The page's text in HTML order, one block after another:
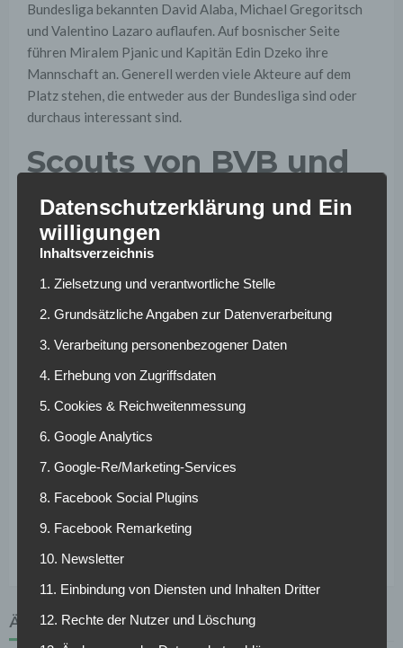
Bundesliga bekannten David Alaba, Michael Gregoritsch
und Valentino Lazaro auflaufen. Auf bosnischer Seite
führen Miralem Pjanic und Kapitän Edin Dzeko ihre
Mannschaft an. Generell werden viele Akteure auf dem
Platz stehen, die entweder aus der Bundesliga sind oder
durchaus interessant sind.
Scouts von BVB und
FCB vor Ort
Unter anderem sollen Scouts von Borussia Dortmund und
weitere Bundesligisten wie der FC Augsburg, der VfB
Stuttgart, Bayer 04 Leverkusen, die TSG 1899
Frankfurt, VfL Wolfsburg und Fortuna Düsseldorf die
Partie.
Die Begegnung bietet durchaus Spannung. Auch für die
Scouts könnte es durchaus interessant werden. Neben der
Spielern könnten auch junge Talente wie Xaver Schlager
(21, RB Salzburg), Konrad Laimer (21, RB Leipzig) und
Amer Gojak (21, Dinamo Zagreb) im Fokus der
ÄHNLICHE ARTIKEL
Datenschutzerklärung und Ein
willigungen
Inhaltsverzeichnis
1. Zielsetzung und verantwortliche Stelle
2. Grundsätzliche Angaben zur Datenverarbeitung
3. Verarbeitung personenbezogener Daten
4. Erhebung von Zugriffsdaten
5. Cookies & Reichweitenmessung
6. Google Analytics
7. Google-Re/Marketing-Services
8. Facebook Social Plugins
9. Facebook Remarketing
10. Newsletter
11. Einbindung von Diensten und Inhalten Dritter
12. Rechte der Nutzer und Löschung